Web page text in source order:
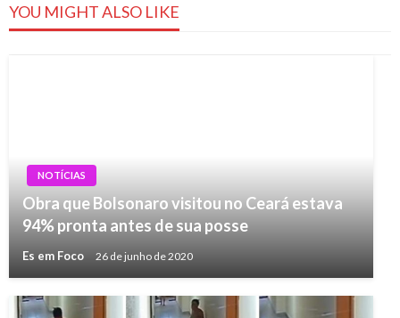
YOU MIGHT ALSO LIKE
NOTÍCIAS
Obra que Bolsonaro visitou no Ceará estava
94% pronta antes de sua posse
Es em Foco 26 de junho de 2020